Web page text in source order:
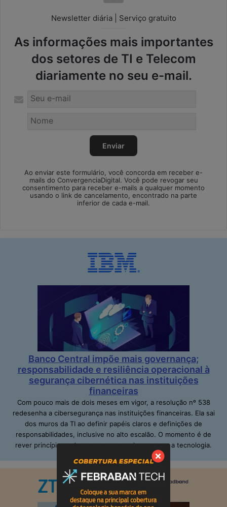
Newsletter diária | Serviço gratuito
As informações mais importantes
dos setores de TI e Telecom
diariamente no seu e-mail.
Ao enviar este formulário, você concorda em receber e-
mails do ConvergenciaDigital. Você pode revogar seu
consentimento para receber e-mails a qualquer momento
usando o link de cancelamento, encontrado na parte
inferior de cada e-mail.
Banco Central impõe mais governança;
responsabilidade e resiliência operacional à
segurança cibernética nas instituições
financeiras
Com pouco mais de dois meses em vigor, a resolução nº 538
redesenha a cibersegurança nas instituições financeiras. Ela sai
dos muros da TI ao definir papéis claros e definições de
responsabilidades, inclusive no alto escalão. O momento é de
rever princípios; adequar pessoas e de repensar a tecnologia.